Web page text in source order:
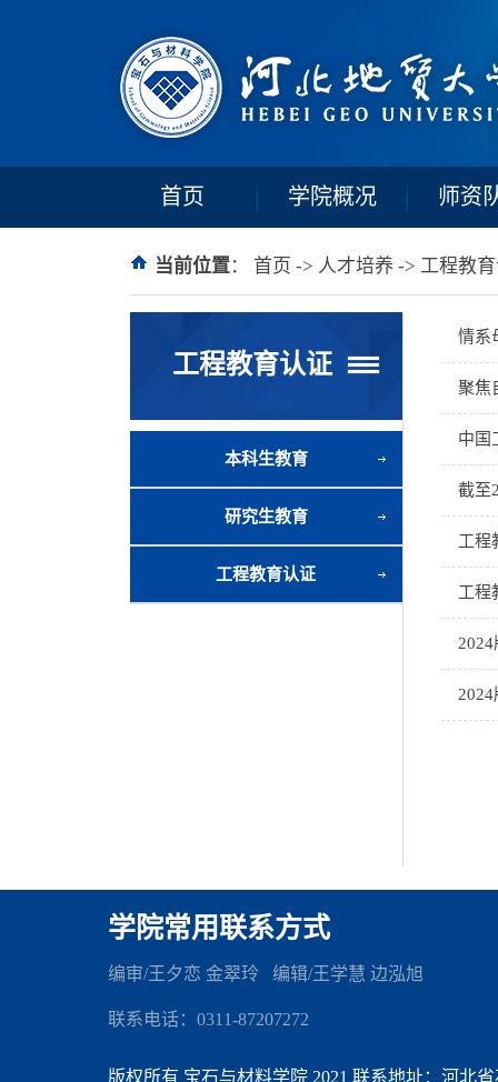
首页 学院概况 师资
当前位置： 首页 -> 人才培养 -> 工程教
工程教育认证
本科生教育
研究生教育
工程教育认证
情系
聚焦
中国
截至
工程
工程
学院常用联系方式
编审/王夕恋 金翠玲 编辑/王学慧 边泓旭
联系电话：0311-87207272
版权所有 宝石与材料学院 2021 联系地址：河北